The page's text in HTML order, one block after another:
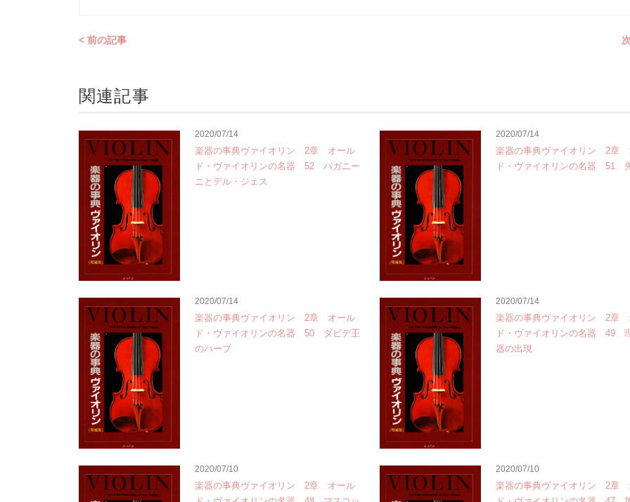
< 前の記事
関連記事
2020/07/14
楽器の事典ヴァイオリン 2章 オール
ド・ヴァイオリンの名器 52 パガニー
ニとデル・ジェス
2020/07/14
楽器の事典ヴァイオリン 2章
ド・ヴァイオリンの名器 51
2020/07/14
楽器の事典ヴァイオリン 2章 オール
ド・ヴァイオリンの名器 50 ダビデ王
のハープ
2020/07/14
楽器の事典ヴァイオリン 2章
ド・ヴァイオリンの名器 49
器の出現
2020/07/10
楽器の事典ヴァイオリン 2章 オール
2020/07/10
楽器の事典ヴァイオリン 2章